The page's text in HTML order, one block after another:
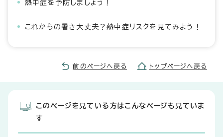
熱中症を予防しましょう！
これからの暑さ大丈夫？熱中症リスクを見てみよう！
前のページへ戻る トップページへ戻る
このページを見ている方はこんなページも見ていま
す